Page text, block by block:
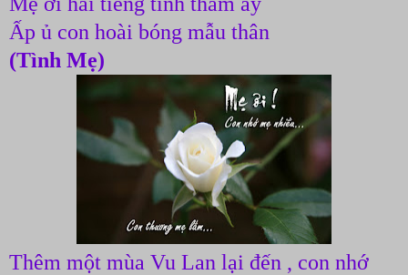
Ấp ủ con hoài bóng mẫu thân
(Tình Mẹ)
Thêm một mùa Vu Lan lại đến , con nhớ